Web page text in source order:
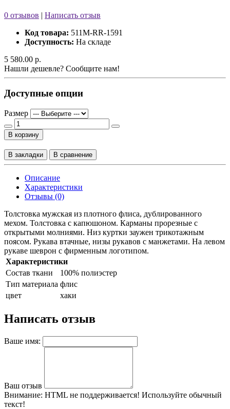
0 отзывов | Написать отзыв
Код товара: 511M-RR-1591
Доступность: На складе
5 580.00 р.
Нашли дешевле? Сообщите нам!
Доступные опции
Размер
В корзину
В закладки В сравнение
Описание
Характеристики
Отзывы (0)
Толстовка мужская из плотного флиса, дублированного
мехом. Толстовка с капюшоном. Карманы прорезные с
открытыми молниями. Низ куртки заужен трикотажным
поясом. Рукава втачные, низы рукавов с манжетами. На левом
рукаве шеврон с фирменным логотипом.
Характеристики
Состав ткани
100% полиэстер
Тип материала флис
цвет
хаки
Написать отзыв
Ваше имя:
Ваш отзыв
Внимание: HTML не поддерживается! Используйте обычный
текст!